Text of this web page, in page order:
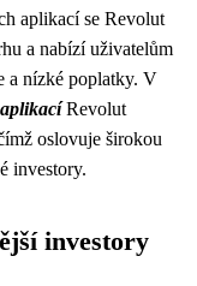
aplikací se Revolut
a nabízí uživatelům
a nízké poplatky. V
Revolut
oslovuje širokou
investory.
investory